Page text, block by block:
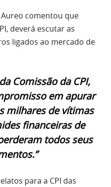
comentou que
deverá escutar as
ligados ao mercado de
Comissão da CPI,
em apurar
milhares de vítimas
financeiras de
todos seus
para a CPI das